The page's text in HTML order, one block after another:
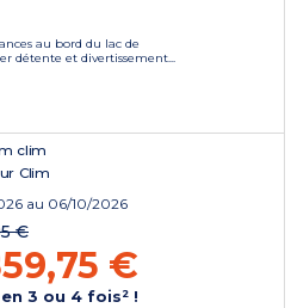
au bord du lac de
détente et divertissement...
clim
Clim
au 06/10/2026
€
€
3 ou 4 fois² !